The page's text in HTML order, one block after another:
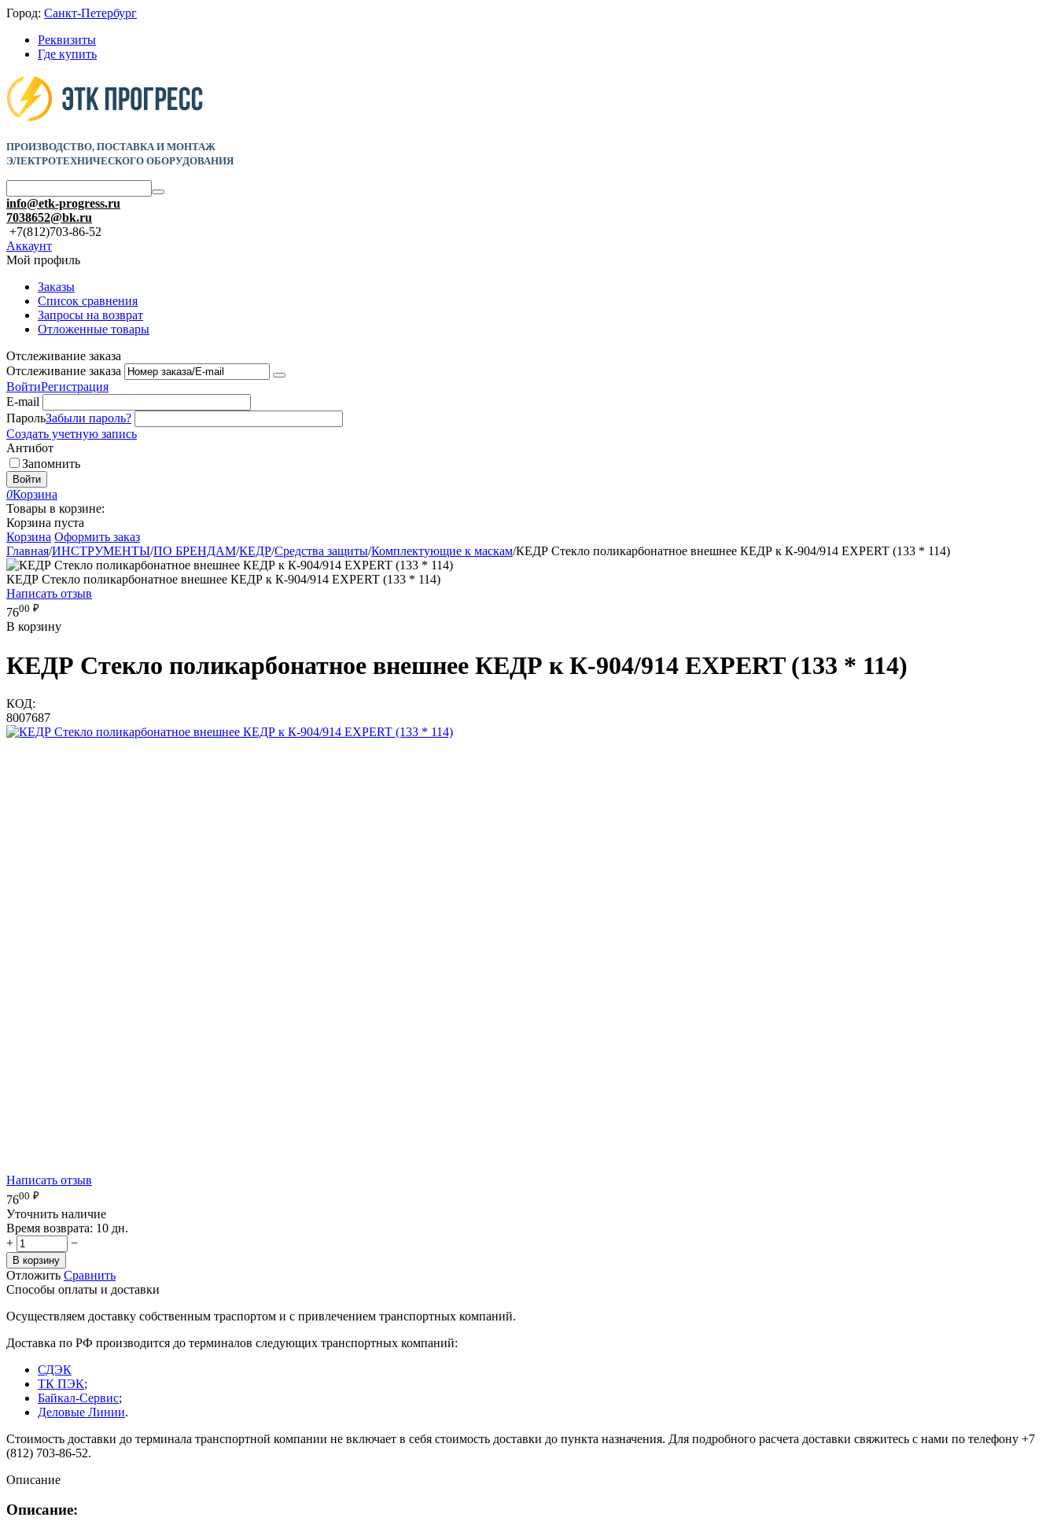
Город: Санкт-Петербург
Реквизиты
Где купить
ПРОИЗВОДСТВО, ПОСТАВКА И МОНТАЖ
ЭЛЕКТРОТЕХНИЧЕСКОГО ОБОРУДОВАНИЯ
info@etk-progress.ru
7038652@bk.ru
+7(812)703-86-52
Аккаунт
Мой профиль
Заказы
Список сравнения
Запросы на возврат
Отложенные товары
Отслеживание заказа
Отслеживание заказа
ВойтиРегистрация
E-mail
ПарольЗабыли пароль?
Создать учетную запись
Антибот
Запомнить
Войти
0Корзина
Товары в корзине:
Корзина пуста
Корзина Оформить заказ
Главная/ИНСТРУМЕНТЫ/ПО БРЕНДАМ/КЕДР/Средства защиты/Комплектующие к маскам/КЕДР Стекло поликарбонатное внешнее КЕДР к К-904/914 EXPERT (133 * 114)
КЕДР Стекло поликарбонатное внешнее КЕДР к К-904/914 EXPERT (133 * 114)
Написать отзыв
7600 ₽
В корзину
КЕДР Стекло поликарбонатное внешнее КЕДР к К-904/914 EXPERT (133 * 114)
КОД:
8007687
Написать отзыв
7600 ₽
Уточнить наличие
Время возврата: 10 дн.
+
−
В корзину
Отложить Сравнить
Способы оплаты и доставки
Осуществляем доставку собственным траспортом и с привлечением транспортных компаний.
Доставка по РФ производится до терминалов следующих транспортных компаний:
СДЭК
ТК ПЭК;
Байкал-Сервис;
Деловые Линии.
Стоимость доставки до терминала транспортной компании не включает в себя стоимость доставки до пункта назначения. Для подробного расчета доставки свяжитесь с нами по телефону +7
(812) 703-86-52.
Описание
Описание: